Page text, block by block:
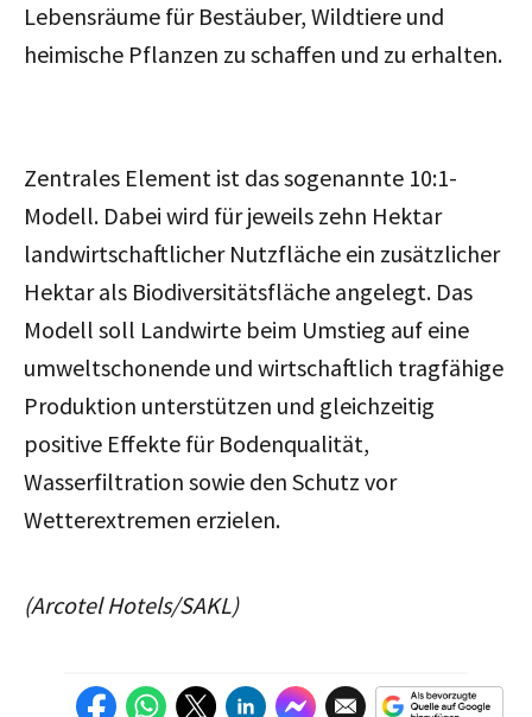
Lebensräume für Bestäuber, Wildtiere und
heimische Pflanzen zu schaffen und zu erhalten.
Zentrales Element ist das sogenannte 10:1-
Modell. Dabei wird für jeweils zehn Hektar
landwirtschaftlicher Nutzfläche ein zusätzlicher
Hektar als Biodiversitätsfläche angelegt. Das
Modell soll Landwirte beim Umstieg auf eine
umweltschonende und wirtschaftlich tragfähige
Produktion unterstützen und gleichzeitig
positive Effekte für Bodenqualität,
Wasserfiltration sowie den Schutz vor
Wetterextremen erzielen.
(Arcotel Hotels/SAKL)